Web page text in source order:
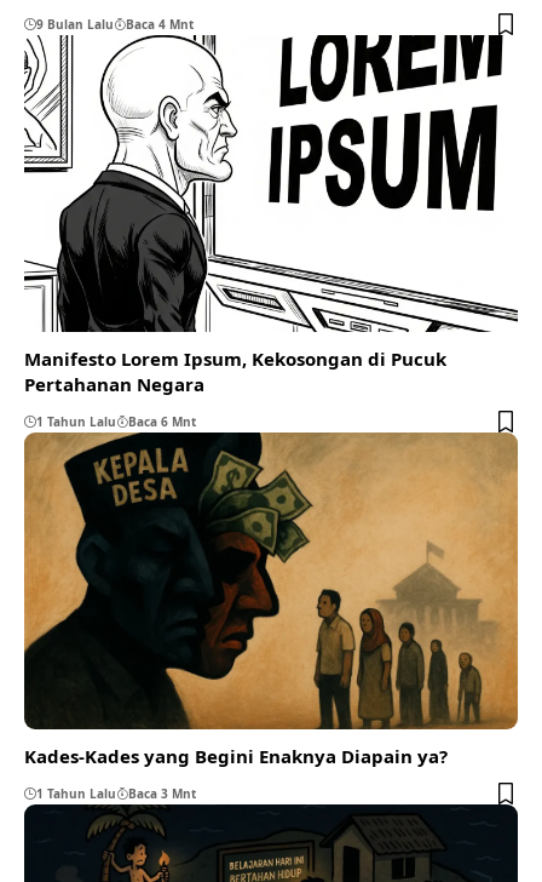
9 Bulan Lalu Baca 4 Mnt
Manifesto Lorem Ipsum, Kekosongan di Pucuk
Pertahanan Negara
1 Tahun Lalu Baca 6 Mnt
Kades-Kades yang Begini Enaknya Diapain ya?
1 Tahun Lalu Baca 3 Mnt